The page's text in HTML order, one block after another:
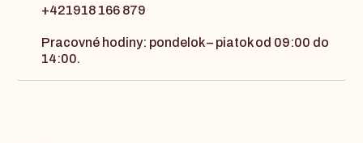
+421918 166 879
Pracovné hodiny: pondelok – piatok od 09:00 do
14:00.